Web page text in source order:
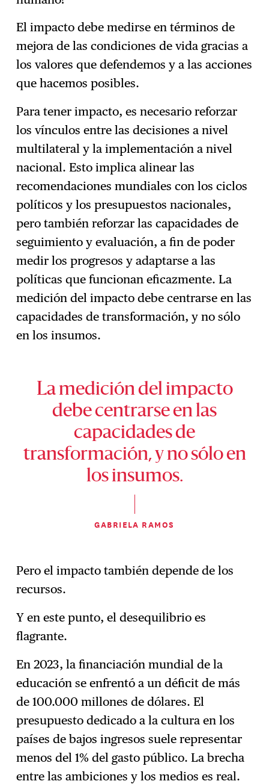
El impacto debe medirse en términos de
mejora de las condiciones de vida gracias a
los valores que defendemos y a las acciones
que hacemos posibles.
Para tener impacto, es necesario reforzar
los vínculos entre las decisiones a nivel
multilateral y la implementación a nivel
nacional. Esto implica alinear las
recomendaciones mundiales con los ciclos
políticos y los presupuestos nacionales,
pero también reforzar las capacidades de
seguimiento y evaluación, a fin de poder
medir los progresos y adaptarse a las
políticas que funcionan eficazmente. La
medición del impacto debe centrarse en las
capacidades de transformación, y no sólo
en los insumos.
La medición del impacto
debe centrarse en las
capacidades de
transformación, y no sólo en
los insumos.
GABRIELA RAMOS
Pero el impacto también depende de los
recursos.
Y en este punto, el desequilibrio es
flagrante.
En 2023, la financiación mundial de la
educación se enfrentó a un déficit de más
de 100.000 millones de dólares. El
presupuesto dedicado a la cultura en los
países de bajos ingresos suele representar
menos del 1% del gasto público. La brecha
entre las ambiciones y los medios es real.